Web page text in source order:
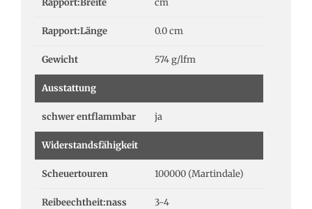
Rapport:Länge 0.0 cm
Gewicht 574 g/lfm
Ausstattung
schwer entflammbar ja
Widerstandsfähigkeit
Scheuertouren 100000 (Martindale)
Reibeechtheit:nass 3-4